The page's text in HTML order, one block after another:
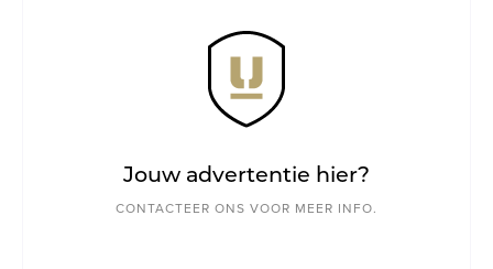
Jouw advertentie hier?
CONTACTEER ONS VOOR MEER INFO.